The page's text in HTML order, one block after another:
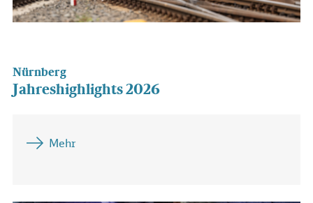
Nürnberg
Jahreshighlights 2026
Mehr